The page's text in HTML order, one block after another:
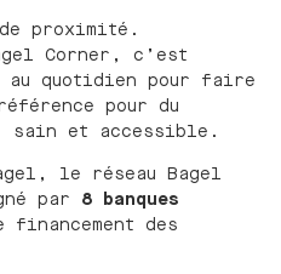
de proximité.
Corner, c’est
au quotidien pour faire
pour du
sain et accessible.
le réseau Bagel
par 8 banques
financement des